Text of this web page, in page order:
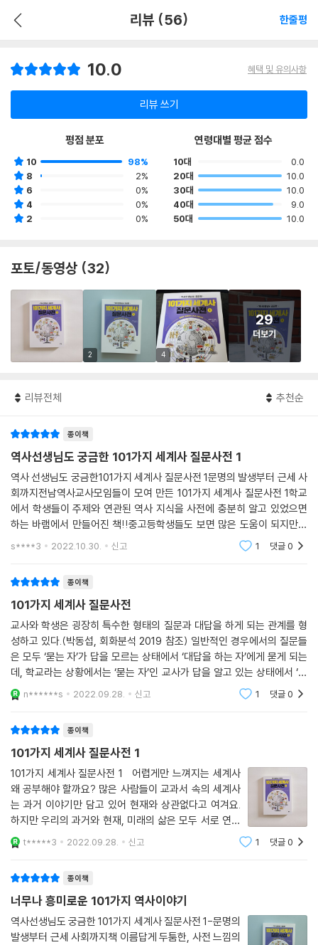
리뷰 (56) 한줄평
10.0 혜택 및 유의사항
리뷰 쓰기
평점 분포
10
98%
8
2%
6
0%
4
0%
2
0%
연령대별 평균 점수
10대
0.0
20대
10.0
30대
10.0
40대
9.0
50대
10.0
포토/동영상 (32)
2 4
29
더보기
리뷰전체 추천순
종이책
역사선생님도 궁금한 101가지 세계사 질문사전 1
역사 선생님도 궁금한101가지 세계사 질문사전 1문명의 발생부터 근세 사
회까지전남역사교사모임들이 모여 만든 101가지 세계사 질문사전 1학교
에서 학생들이 주제와 연관된 역사 지식을 사전에 충분히 알고 있었으면
하는 바램에서 만들어진 책!!중고등학생들도 보면 많은 도움이 되지만성
인들이 읽어보아도 너무나도 재미있는 책이었어요.저는 읽으면서 생각드
s****3 2022.10.30. 신고 1 댓글0
종이책
101가지 세계사 질문사전
교사와 학생은 굉장히 특수한 형태의 질문과 대답을 하게 되는 관계를 형
성하고 있다.(박동섭, 회화분석 2019 참조) 일반적인 경우에서의 질문들
은 모두 ‘묻는 자’가 답을 모르는 상태에서 ‘대답을 하는 자’에게 묻게 되는
데, 학교라는 상황에서는 ‘묻는 자’인 교사가 답을 알고 있는 상태에서 ‘대
답을 하는 자’인 학생에게 질문을 던지고 학생의 대답을 평가하게 되는 것
이다.
n******s 2022.09.28. 신고 1 댓글0
종이책
101가지 세계사 질문사전 1
101가지 세계사 질문사전 1 어렵게만 느껴지는 세계사
왜 공부해야 할까요? 많은 사람들이 교과서 속의 세계사
는 과거 이야기만 담고 있어 현재와 상관없다고 여겨요.
하지만 우리의 과거와 현재, 미래의 삶은 모두 서로 연결
되어 있답니다. 세계사 공부는 하면 할수록 더 넓고 큰 세
상을 향한 새로운 눈을 갖게 해줘요. 그리고 우리 삶을 더
t*****3 2022.09.28. 신고 1 댓글0
종이책
너무나 흥미로운 101가지 역사이야기
역사선생님도 궁금한 101가지 세계사 질문사전 1-문명의
발생부터 근세 사회까지책 이름답게 두툼한, 사전 느낌의